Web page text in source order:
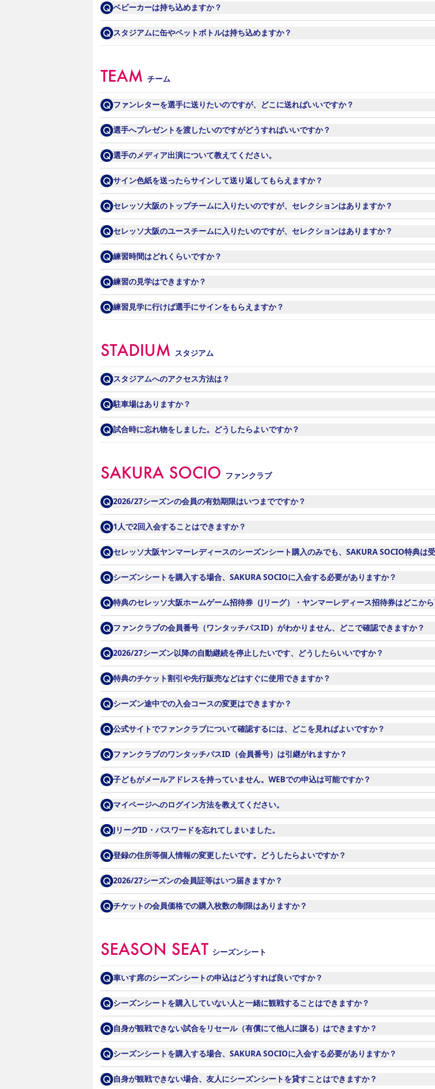
ベビーカーは持ち込めますか？
さい。
スタジアムに缶やペットボトルは持ち込めますか？
TEAM チーム
ファンレターを選手に送りたいのですが、どこに送ればいいですか？
下記住所宛てにお送りください。スタッフが選手にお届けします。
〒554-0042 大阪市此花区北港緑地1-2-25 セレッソ大阪クラブハウス
セレッソ大阪　○○○選手宛て
※選手宛てに連日多数のファンレターやプレゼントを頂戴しておりますため、到着確認など
いたしかねます
選手へプレゼントを渡したいのですがどうすればいいですか？
練習公開日、かつファンサービス対応日にファンサービスエリアにてお渡しください。
なお、選手への飲食物のプレゼントはお控えください
選手のメディア出演について教えてください。
ニュースの「メディア」ページをご確認ください。
サイン色紙を送ったらサインして送り返してもらえますか？
全ての方に対応することができないため、郵送等によるサインにはおこたえできません。
サイン色紙やトレーディングカードなどお送りいたただくことはご遠慮ください。
また、お送りいただいたものはご返送できませんので予めご了承ください。
セレッソ大阪のトップチームに入りたいのですが、セレクションはありますか？
セレッソ大阪のユースチームに入りたいのですが、セレクションはありますか？
練習時間はどれくらいですか？
また、選手のコンディション等により、急遽練習が変更になる場合がございます。
練習の見学はできますか？
公開日以外はセレッソ大阪舞洲グラウンドにはお越しにならないようお願いいたします。
練習見学に行けば選手にサインをもらえますか？
STADIUM スタジアム
スタジアムへのアクセス方法は？
Osaka Metro御堂筋線「長居駅」から徒歩7分、JR阪和線「鶴ケ丘駅」より徒歩5分となりま
詳しくはこちらをご確認ください。
駐車場はありますか？
長居公園内駐車場及び近隣の一般駐車場は満車となる可能性がございますので、公共交通機
試合時に忘れ物をしました。どうしたらよいですか？
保管期間は原則2週間です。
※飲食物、汚れのひどい物品（タオルなど）、大量生産品および物品（傘など）等について
い場合、不用品（ごみ）と判断し、廃棄する場合があります。
※貴重品（現金、個人情報が記載された免許証や会員証、データの入っている機器など）に
住吉警察署へ拾得物として届出いたします。
また、引き取り期日を過ぎてご連絡がない場合に関しても、上記の保管期間に準じて廃棄い
◆お問合せ先
セレッソ大阪事務局（代行事務局）
TEL: 06-6123-8155
営業時間：10:00～12:30/13:30～17:00（土・日・月・祝日およびホームゲーム開催日除く）
※上記にご連絡いただきましたら、拾得物照会後、担当より折り返しご連絡いたします。
SAKURA SOCIO ファンクラブ
2026/27シーズンの会員の有効期限はいつまでですか？
1人で2回入会することはできますか？
セレッソ大阪ヤンマーレディースのシーズンシート購入のみでも、SAKURA SOCIO特典は
シーズンシートを購入する場合、SAKURA SOCIOに入会する必要がありますか？
特典のセレッソ大阪ホームゲーム招待券（Jリーグ）・ヤンマーレディース招待券はどこか
ファンクラブの会員番号（ワンタッチパスID）がわかりません、どこで確認できますか？
ご不明の方はフォームよりお問い合わせください
2026/27シーズン以降の自動継続を停止したいです、どうしたらいいですか？
特典のチケット割引や先行販売などはすぐに使用できますか？
WEB（インターネット）入会の場合に限り、受付完了メールへ会員番号を記載しております
ればすぐにご利用可能です。
シーズン途中での入会コースの変更はできますか？
公式サイトでファンクラブについて確認するには、どこを見ればよいですか？
ファンクラブのワンタッチパスID（会員番号）は引継がれますか？
子どもがメールアドレスを持っていません。WEBでの申込は可能ですか？
可能です。フリーメールアドレスを（GoogleやYahoo！など）取得いただきお子様のお名前
お願い致します。
マイページへのログイン方法を教えてください。
をご確認ください。
JリーグID・パスワードを忘れてしまいました。
・JリーグIDがわからない方は
・パスワードをお忘れの方はこちら
登録の住所等個人情報の変更したいです。どうしたらよいですか？
2026/27シーズンの会員証等はいつ届きますか？
チケットの会員価格での購入枚数の制限はありますか？
SEASON SEAT シーズンシート
車いす席のシーズンシートの申込はどうすれば良いですか？
シーズンシートを購入していない人と一緒に観戦することはできますか？
なお、指定席の場合、お持ちのシーズンシートの席では、隣席でのご用意ができない可能性
※完売の場合はお席をご用意できませんのでご了承ください。
自身が観戦できない試合をリセール（有償にて他人に譲る）はできますか？
詳細はこちら
シーズンシートを購入する場合、SAKURA SOCIOに入会する必要がありますか？
必要ございません。シーズンシート購入者は、SAKURA SOCIO会員と同様の特典が付与され
自身が観戦できない場合、友人にシーズンシートを貸すことはできますか？